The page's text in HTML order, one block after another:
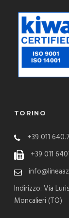
TORINO
+39 011
+39 011
Indirizzo: Via
Moncalieri (TO)